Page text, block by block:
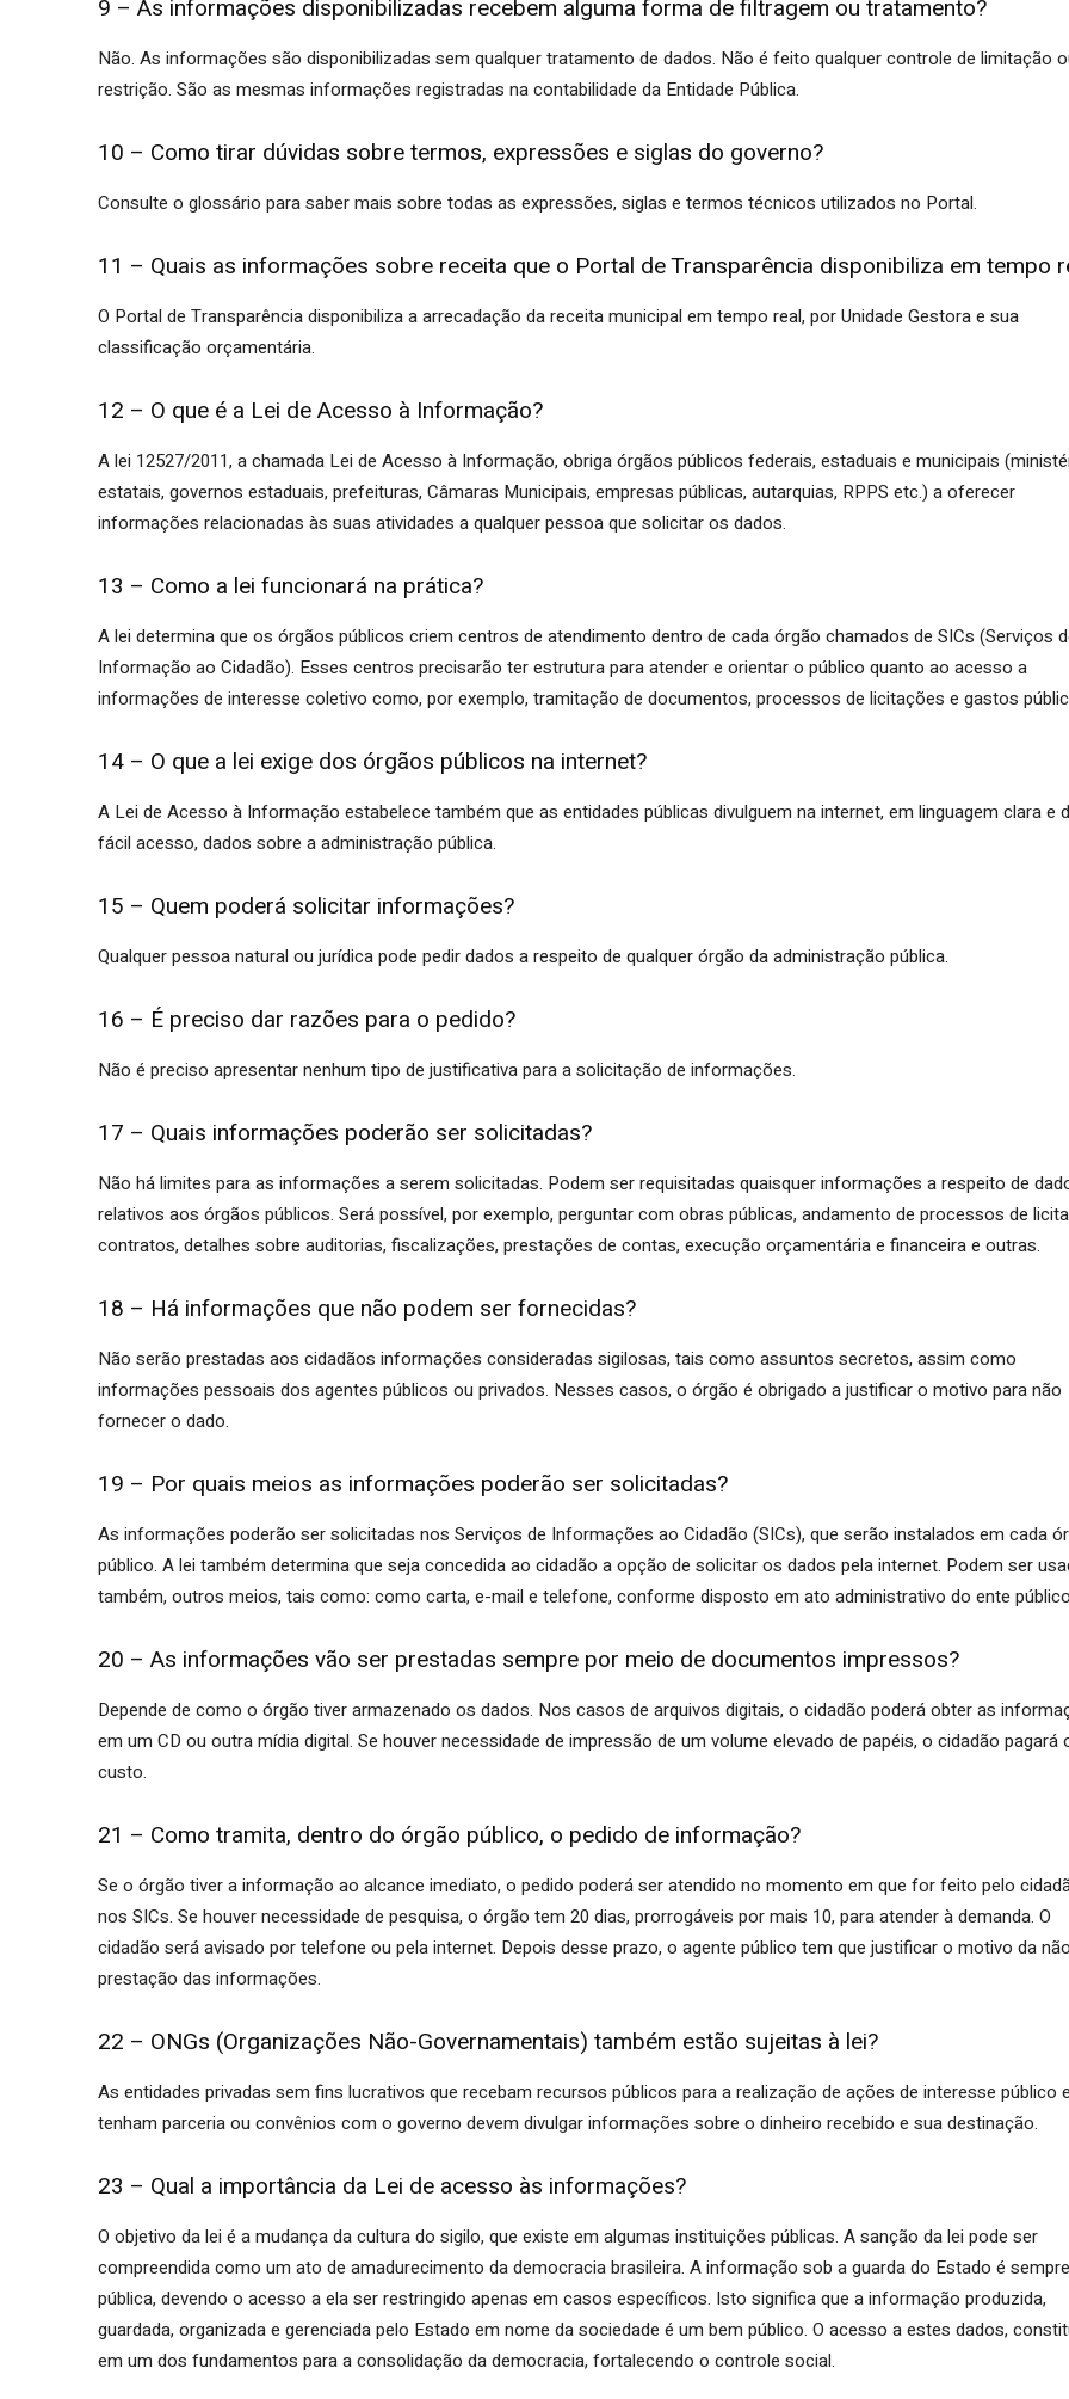
9 – As informações disponibilizadas recebem alguma forma de filtragem ou tratamento?
Não. As informações são disponibilizadas sem qualquer tratamento de dados. Não é feito qualquer controle de limitação
restrição. São as mesmas informações registradas na contabilidade da Entidade Pública.
10 – Como tirar dúvidas sobre termos, expressões e siglas do governo?
Consulte o glossário para saber mais sobre todas as expressões, siglas e termos técnicos utilizados no Portal.
11 – Quais as informações sobre receita que o Portal de Transparência disponibiliza em tempo
O Portal de Transparência disponibiliza a arrecadação da receita municipal em tempo real, por Unidade Gestora e sua
classificação orçamentária.
12 – O que é a Lei de Acesso à Informação?
A lei 12527/2011, a chamada Lei de Acesso à Informação, obriga órgãos públicos federais, estaduais e municipais
estatais, governos estaduais, prefeituras, Câmaras Municipais, empresas públicas, autarquias, RPPS etc.) a oferecer
informações relacionadas às suas atividades a qualquer pessoa que solicitar os dados.
13 – Como a lei funcionará na prática?
A lei determina que os órgãos públicos criem centros de atendimento dentro de cada órgão chamados de SICs (Serviços
Informação ao Cidadão). Esses centros precisarão ter estrutura para atender e orientar o público quanto ao acesso a
informações de interesse coletivo como, por exemplo, tramitação de documentos, processos de licitações e gastos
14 – O que a lei exige dos órgãos públicos na internet?
A Lei de Acesso à Informação estabelece também que as entidades públicas divulguem na internet, em linguagem clara e
fácil acesso, dados sobre a administração pública.
15 – Quem poderá solicitar informações?
Qualquer pessoa natural ou jurídica pode pedir dados a respeito de qualquer órgão da administração pública.
16 – É preciso dar razões para o pedido?
Não é preciso apresentar nenhum tipo de justificativa para a solicitação de informações.
17 – Quais informações poderão ser solicitadas?
Não há limites para as informações a serem solicitadas. Podem ser requisitadas quaisquer informações a respeito de
relativos aos órgãos públicos. Será possível, por exemplo, perguntar com obras públicas, andamento de processos de
contratos, detalhes sobre auditorias, fiscalizações, prestações de contas, execução orçamentária e financeira e outras.
18 – Há informações que não podem ser fornecidas?
Não serão prestadas aos cidadãos informações consideradas sigilosas, tais como assuntos secretos, assim como
informações pessoais dos agentes públicos ou privados. Nesses casos, o órgão é obrigado a justificar o motivo para não
fornecer o dado.
19 – Por quais meios as informações poderão ser solicitadas?
As informações poderão ser solicitadas nos Serviços de Informações ao Cidadão (SICs), que serão instalados em cada
público. A lei também determina que seja concedida ao cidadão a opção de solicitar os dados pela internet. Podem ser
também, outros meios, tais como: como carta, e-mail e telefone, conforme disposto em ato administrativo do ente
20 – As informações vão ser prestadas sempre por meio de documentos impressos?
Depende de como o órgão tiver armazenado os dados. Nos casos de arquivos digitais, o cidadão poderá obter as
em um CD ou outra mídia digital. Se houver necessidade de impressão de um volume elevado de papéis, o cidadão pagará
custo.
21 – Como tramita, dentro do órgão público, o pedido de informação?
Se o órgão tiver a informação ao alcance imediato, o pedido poderá ser atendido no momento em que for feito pelo
nos SICs. Se houver necessidade de pesquisa, o órgão tem 20 dias, prorrogáveis por mais 10, para atender à demanda. O
cidadão será avisado por telefone ou pela internet. Depois desse prazo, o agente público tem que justificar o motivo da não
prestação das informações.
22 – ONGs (Organizações Não-Governamentais) também estão sujeitas à lei?
As entidades privadas sem fins lucrativos que recebam recursos públicos para a realização de ações de interesse público
tenham parceria ou convênios com o governo devem divulgar informações sobre o dinheiro recebido e sua destinação.
23 – Qual a importância da Lei de acesso às informações?
O objetivo da lei é a mudança da cultura do sigilo, que existe em algumas instituições públicas. A sanção da lei pode ser
compreendida como um ato de amadurecimento da democracia brasileira. A informação sob a guarda do Estado é sempre
pública, devendo o acesso a ela ser restringido apenas em casos específicos. Isto significa que a informação produzida,
guardada, organizada e gerenciada pelo Estado em nome da sociedade é um bem público. O acesso a estes dados,
em um dos fundamentos para a consolidação da democracia, fortalecendo o controle social.